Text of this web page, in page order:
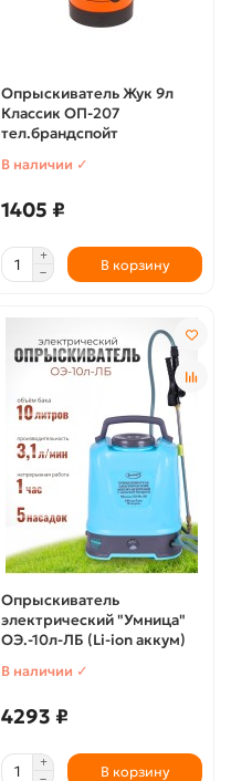
Опрыскиватель Жук 9л
Классик ОП-207
тел.брандспойт
В наличии ✓
1405 ₽
В корзину
Опрыскиватель
электрический "Умница"
ОЭ.-10л-ЛБ (Li-ion аккум)
В наличии ✓
4293 ₽
В корзину